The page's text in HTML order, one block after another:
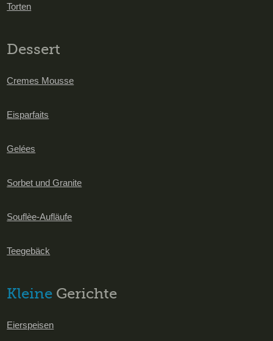
Torten
Dessert
Cremes Mousse
Eisparfaits
Gelées
Sorbet und Granite
Souflèe-Aufläufe
Teegebäck
Kleine Gerichte
Eierspeisen